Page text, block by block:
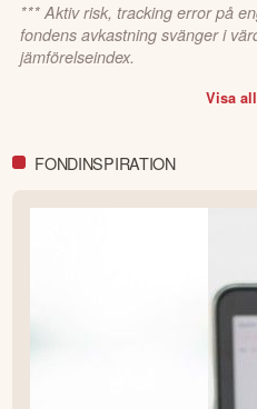
*** Aktiv risk, tracking error på
fondens avkastning svänger i
jämförelseindex.
Visa
FONDINSPIRATION